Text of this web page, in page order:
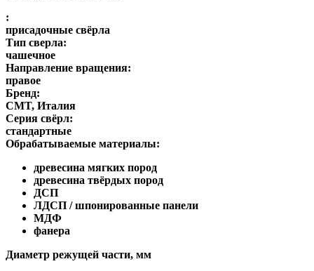
:
присадочные свёрла
Тип сверла:
чашечное
Направление вращения:
правое
Бренд:
CMT, Италия
Серия свёрл:
стандартные
Обрабатываемые материалы:
древесина мягких пород
древесина твёрдых пород
ДСП
ЛДСП / шпонированные панели
МДФ
фанера
Диаметр режущей части, мм